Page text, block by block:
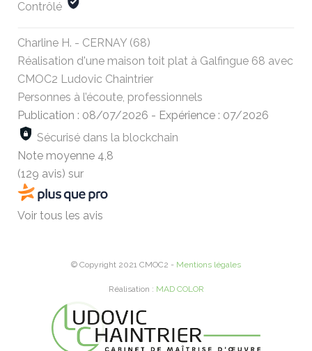
Contrôlé
Charline H. - CERNAY (68)
Réalisation d'une maison toit plat à Galfingue 68 avec
CMOC2 Ludovic Chaintrier
Personnes à l’écoute, professionnels
Publication : 08/07/2026 - Expérience : 07/2026
Sécurisé dans la blockchain
Note moyenne 4,8
(129 avis) sur
Voir tous les avis
© Copyright 2021 CMOC2 - Mentions légales
Réalisation : MAD COLOR